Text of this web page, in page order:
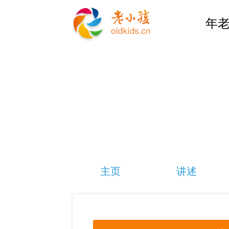
年
主页 讲述